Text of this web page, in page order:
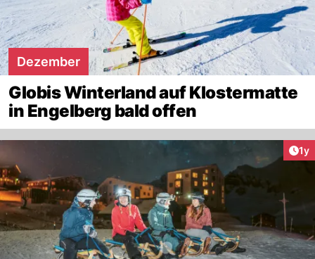
Dezember
Globis Winterland auf Klostermatte
in Engelberg bald offen
1y